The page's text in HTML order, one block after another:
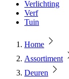
Verlichting
Verf
Tuin
Home
Assortiment
Deuren